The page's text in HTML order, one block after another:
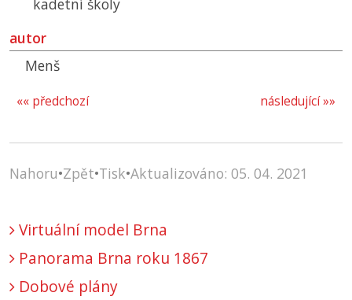
kadetní školy
autor
Menš
následující »»
«« předchozí
Nahoru•Zpět•Tisk•Aktualizováno: 05. 04. 2021
Virtuální model Brna
Panorama Brna roku 1867
Dobové plány